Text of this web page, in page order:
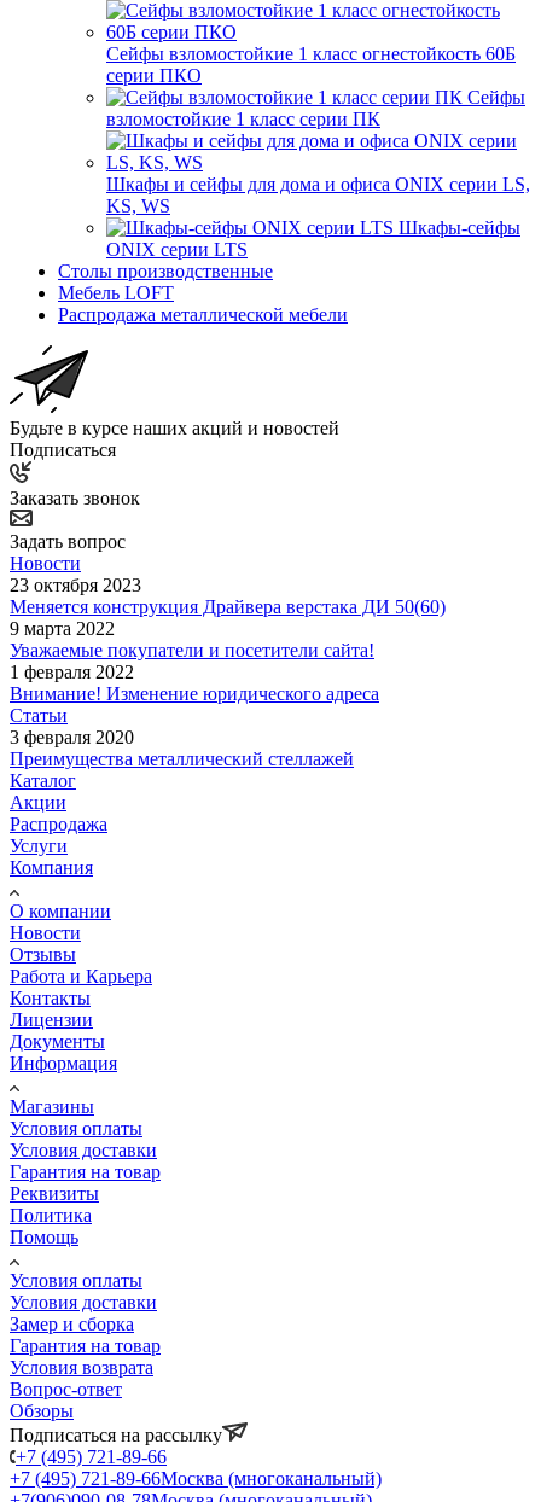
Сейфы взломостойкие 1 класс огнестойкость 60Б
серии ПКО
Сейфы
взломостойкие 1 класс серии ПК
Шкафы и сейфы для дома и офиса ONIX серии LS,
KS, WS
Шкафы-сейфы
ONIX серии LTS
Столы производственные
Мебель LOFT
Распродажа металлической мебели
Будьте в курсе наших акций и новостей
Подписаться
Заказать звонок
Задать вопрос
Новости
23 октября 2023
Меняется конструкция Драйвера верстака ДИ 50(60)
9 марта 2022
Уважаемые покупатели и посетители сайта!
1 февраля 2022
Внимание! Изменение юридического адреса
Статьи
3 февраля 2020
Преимущества металлический стеллажей
Каталог
Акции
Распродажа
Услуги
Компания
О компании
Новости
Отзывы
Работа и Карьера
Контакты
Лицензии
Документы
Информация
Магазины
Условия оплаты
Условия доставки
Гарантия на товар
Реквизиты
Политика
Помощь
Условия оплаты
Условия доставки
Замер и сборка
Гарантия на товар
Условия возврата
Вопрос-ответ
Обзоры
Подписаться на рассылку
+7 (495) 721-89-66
+7 (495) 721-89-66Москва (многоканальный)